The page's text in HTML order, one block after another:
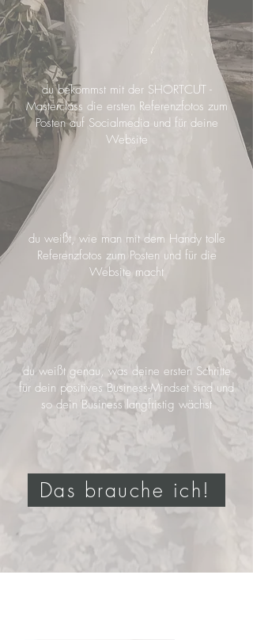
du bekommst mit der SHORTCUT -
Masterclass die ersten Referenzfotos zum
Posten auf Socialmedia und für deine
Website
du weißt, wie man mit dem Handy tolle
Referenzfotos zum Posten und für die
Website macht
du weißt genau, was deine ersten Schritte
für dein positives Business-Mindset sind und
so dein Business langfristig wächst
Das brauche ich!